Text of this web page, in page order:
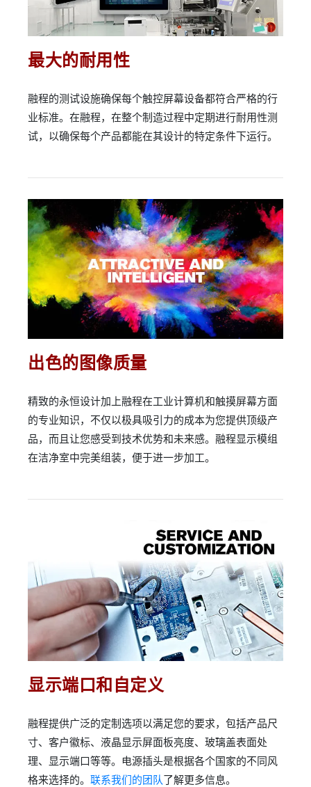
最大的耐用性
融程的测试设施确保每个触控屏幕设备都符合严格的行
业标准。在融程，在整个制造过程中定期进行耐用性测
试，以确保每个产品都能在其设计的特定条件下运行。
出色的图像质量
精致的永恒设计加上融程在工业计算机和触摸屏幕方面
的专业知识，不仅以极具吸引力的成本为您提供顶级产
品，而且让您感受到技术优势和未来感。融程显示模组
在洁净室中完美组装，便于进一步加工。
显示端口和自定义
融程提供广泛的定制选项以满足您的要求，包括产品尺
寸、客户徽标、液晶显示屏面板亮度、玻璃盖表面处
理、显示端口等等。电源插头是根据各个国家的不同风
格来选择的。 联系我们的团队了解更多信息。